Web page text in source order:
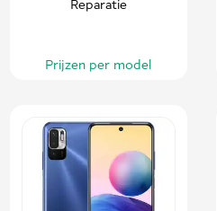
Reparatie
Prijzen per model